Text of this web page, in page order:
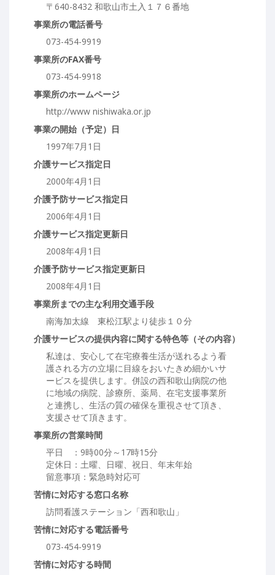
〒640-8432 和歌山市土入１７６番地
事業所の電話番号
073-454-9919
事業所のFAX番号
073-454-9918
事業所のホームページ
http://www nishiwaka.or.jp
事業の開始（予定）日
1997年7月1日
介護サービス指定日
2000年4月1日
介護予防サービス指定日
2006年4月1日
介護サービス指定更新日
2008年4月1日
介護予防サービス指定更新日
2008年4月1日
事業所までの主な利用交通手段
南海加太線 東松江駅より徒歩１０分
介護サービスの提供内容に関する特色等（その内容）
私達は、安心して在宅療養生活が送れるよう看
護される方の立場に目線をおいたきめ細かいサ
ービスを提供します。併設の西和歌山病院の他
に地域の病院、診療所、薬局、在宅支援事業所
と連携し、生活の質の確保を重視させて頂き、
支援させて頂きます。
事業所の営業時間
平日 ：9時00分～17時15分
定休日：土曜、日曜、祝日、年末年始
留意事項：緊急時対応可
苦情に対応する窓口名称
訪問看護ステーション「西和歌山」
苦情に対応する電話番号
073-454-9919
苦情に対応する時間